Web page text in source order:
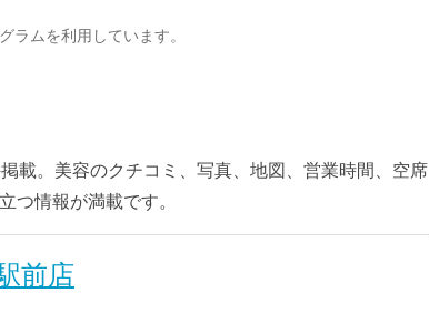
ラムを利用しています。
載。美容のクチコミ、写真、地図、営業時間、空席
つ情報が満載です。
前店